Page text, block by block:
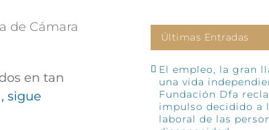
de Cámara
en tan
, sigue
Últimas Entradas
El empleo, la gran
una vida
Fundación Dfa
impulso decidido a
laboral de las